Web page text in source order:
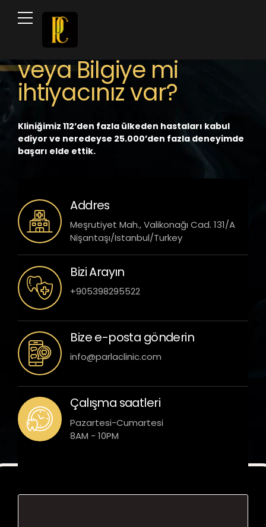
Daha Fazla Yardıma
veya Bilgiye mi
ihtiyacınız var?
Kliniğimiz 112’den fazla ülkeden hastaları kabul
ediyor ve neredeyse 25.000’den fazla deneyimde
başarı elde ettik.
Addres
Meşrutiyet Mah., Valikonağı Cad. 131/A
Nişantaşı/Istanbul/Turkey
Bizi Arayın
+905398295522
Bize e-posta gönderin
info@parlaclinic.com
Çalışma saatleri
Pazartesi-Cumartesi
8AM - 10PM